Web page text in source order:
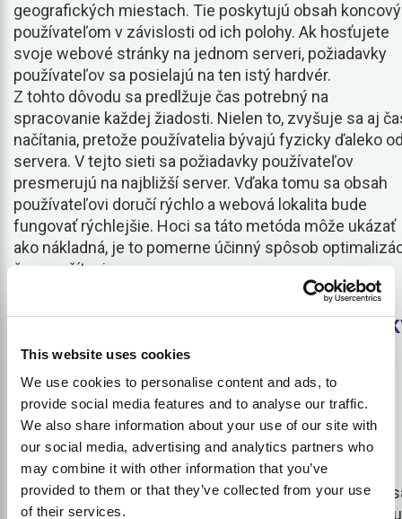
This website uses cookies
We use cookies to personalise content and ads, to
provide social media features and to analyse our traffic.
We also share information about your use of our site with
our social media, advertising and analytics partners who
may combine it with other information that you’ve
provided to them or that they’ve collected from your use
of their services.
geografických miestach. Tie poskytujú obsah
používateľom v závislosti od ich polohy. Ak hosťujete
svoje webové stránky na jednom serveri, požiadavky
používateľov sa posielajú na ten istý hardvér.
Z tohto dôvodu sa predlžuje čas potrebný na
spracovanie každej žiadosti. Nielen to, zvyšuje sa aj
načítania, pretože používatelia bývajú fyzicky ďaleko
servera. V tejto sieti sa požiadavky používateľov
presmerujú na najbližší server. Vďaka tomu sa obsah
používateľovi doručí rýchlo a webová lokalita bude
fungovať rýchlejšie. Hoci sa táto metóda môže ukázať
ako nákladná, je to pomerne účinný spôsob
času načítania.
2. Presuňte svoje webové
na lepšieho hostiteľa
Hosting je možný v troch rôznych typoch vrátane:
Zdieľaný hosting
Je to jeden z najpopulárnejších typov hostingu, ktorý
používa na celom svete a je aj najlacnejší. Vďaka nemu